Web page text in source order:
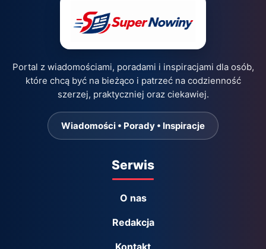
Portal z wiadomościami, poradami i inspiracjami dla osób,
które chcą być na bieżąco i patrzeć na codzienność
szerzej, praktyczniej oraz ciekawiej.
Wiadomości • Porady • Inspiracje
Serwis
O nas
Redakcja